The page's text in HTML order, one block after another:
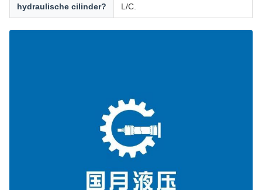
hydraulische cilinder?
L/C.